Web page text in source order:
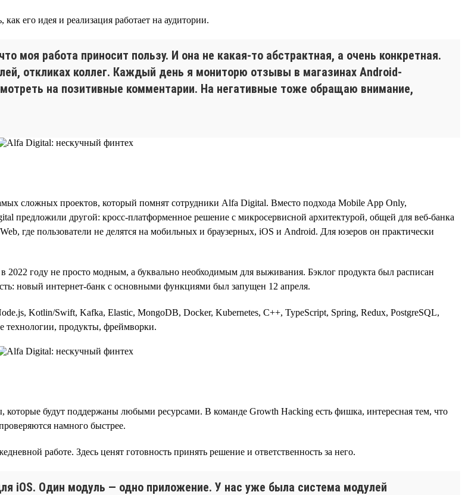
его идея и реализация работает на аудитории.
моя работа приносит пользу. И она не какая-то абстрактная, а очень конкретная.
откликах коллег. Каждый день я мониторю отзывы в магазинах Android-
на позитивные комментарии. На негативные тоже обращаю внимание,
сложных проектов, который помнят сотрудники Alfa Digital. Вместо подхода Mobile App Only,
предложили другой: кросс-платформенное решение с микросервисной архитектурой, общей для веб-банка
где пользователи не делятся на мобильных и браузерных, iOS и Android. Для юзеров он практически
году не просто модным, а буквально необходимым для выживания. Бэклог продукта был расписан
новый интернет-банк с основными функциями был запущен 12 апреля.
Kotlin/Swift, Kafka, Elastic, MongoDB, Docker, Kubernetes, C++, TypeScript, Spring, Redux, PostgreSQL,
технологии, продукты, фреймворки.
будут поддержаны любыми ресурсами. В команде Growth Hacking есть фишка, интересная тем, что
намного быстрее.
работе. Здесь ценят готовность принять решение и ответственность за него.
iOS. Один модуль — одно приложение. У нас уже была система модулей